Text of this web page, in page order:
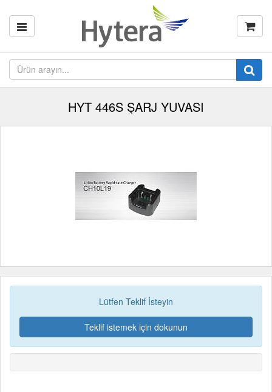
HYT 446S ŞARJ YUVASI
Lütfen Teklif İsteyin
Teklif istemek için dokunun